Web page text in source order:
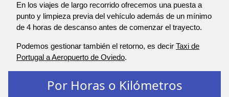
En los viajes de largo recorrido ofrecemos una puesta a
punto y limpieza previa del vehículo además de un mínimo
de 4 horas de descanso antes de comenzar el trayecto.
Podemos gestionar también el retorno, es decir Taxi de
Portugal a Aeropuerto de Oviedo.
Por Horas o Kilómetros